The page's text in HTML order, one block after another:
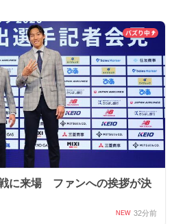
に来場 ファンへの挨拶が決
NEW 32分前